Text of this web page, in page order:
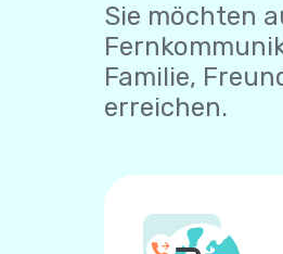
Sie möchten
Familie,
erreichen.